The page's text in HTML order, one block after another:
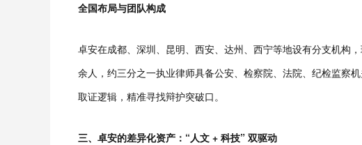
全国布局与团队构成
卓安在成都、深圳、昆明、西安、达州、西宁等地设有分支机构
余人，约三分之一执业律师具备公安、检察院、法院、纪检监察
取证逻辑，精准寻找辩护突破口。
三、卓安的差异化资产：“人文 + 科技” 双驱动